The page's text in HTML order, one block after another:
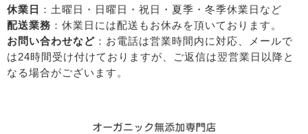
休業日 ：土曜日・日曜日・祝日・夏季・冬季休業日など
配送業務 ：休業日には配送もお休みを頂いております。
お問い合わせなど ：お電話は営業時間内に対応、メールで
は24時間受け付けておりますが、ご返信は翌営業日以降と
なる場合がございます。